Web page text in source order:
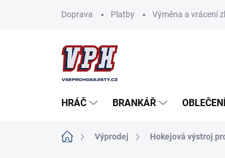
Doprava Platby Výměna a vrácení
HRÁČ BRANKÁŘ OBLEČENÍ
Domů Výprodej Hokejová výstroj